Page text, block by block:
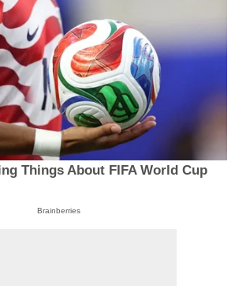
Things About FIFA World Cup
Brainberries